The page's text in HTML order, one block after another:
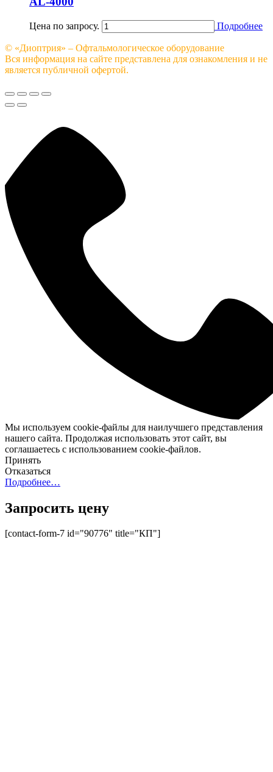
Цена по запросу. Подробнее
© «Диоптрия» – Офтальмологическое оборудование
Вся информация на сайте представлена для ознакомления и не
является публичной офертой.
Мы используем cookie-файлы для наилучшего представления
нашего сайта. Продолжая использовать этот сайт, вы
соглашаетесь с использованием cookie-файлов.
Принять
Отказаться
Подробнее…
Запросить цену
[contact-form-7 id="90776" title="КП"]